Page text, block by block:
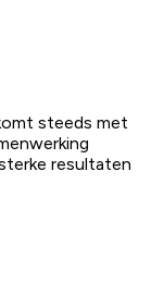
steeds met
resultaten